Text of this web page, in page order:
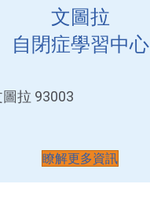
文圖拉
自閉症學習中心
拉 93003
瞭解更多資訊